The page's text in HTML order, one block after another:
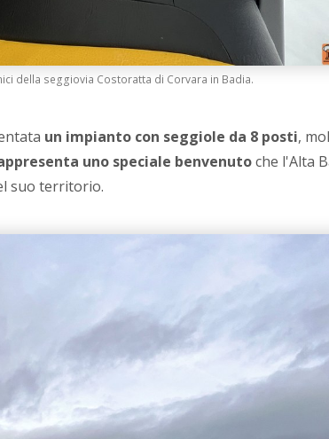
della seggiovia Costoratta di Corvara in Badia.
un impianto con seggiole da 8 posti,
uno speciale benvenutoche l'Alta
suo territorio.